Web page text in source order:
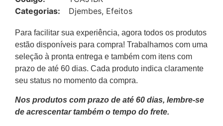
Categorias:
Djembes, Efeitos
Para facilitar sua experiência, agora todos os produtos
estão disponíveis para compra! Trabalhamos com uma
seleção à pronta entrega e também com itens com
prazo de até 60 dias. Cada produto indica claramente
seu status no momento da compra.
Nos produtos com prazo de até 60 dias, lembre-se
de acrescentar também o tempo do frete.